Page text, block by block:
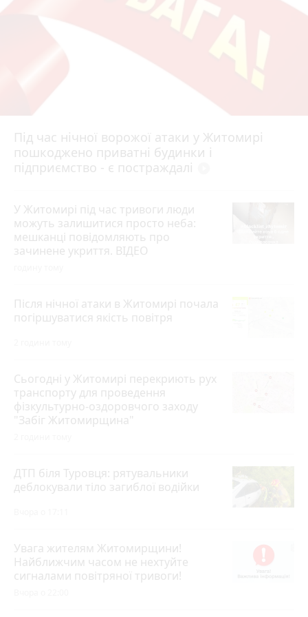
Під час нічної ворожої атаки у Житомирі
пошкоджено приватні будинки і
підприємство - є постраждалі
У Житомирі під час тривоги люди
можуть залишитися просто неба:
мешканці повідомляють про
зачинене укриття. ВІДЕО
Після нічної атаки в Житомирі почала
погіршуватися якість повітря
Сьогодні у Житомирі перекриють рух
транспорту для проведення
фізкультурно-оздоровчого заходу
"Забіг Житомирщина"
ДТП біля Туровця: рятувальники
деблокували тіло загиблої водійки
Увага жителям Житомирщини!
Найближчим часом не нехтуйте
сигналами повітряної тривоги!